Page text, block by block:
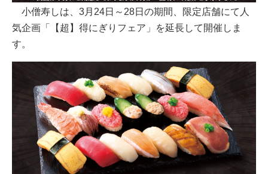
小僧寿しは、3月24日～28日の期間、限定店舗にて人
気企画「【超】得にぎりフェア」を延長して開催しま
す。